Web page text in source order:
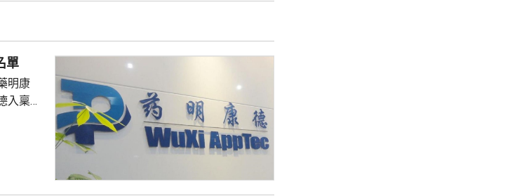
紛或合
維...
單
明康
入稟法
單所